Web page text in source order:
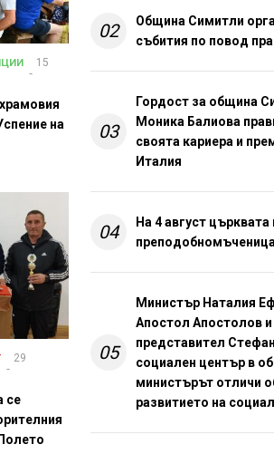
15
на
29
се
02
Община Симитли
събития по повод
03
Гордост за община
Моника Балиова
своята кариера и
Италия
04
На 4 август
05
Министър Наталия
Апостол Апостолов
представител
социален център в
министърът отличи
развитието на